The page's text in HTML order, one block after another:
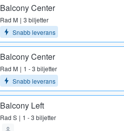
Balcony Center
Rad M
3 biljetter
Snabb leverans
Balcony Center
Rad M
1 - 3 biljetter
Snabb leverans
Balcony Left
Rad S 1 - 3 biljetter